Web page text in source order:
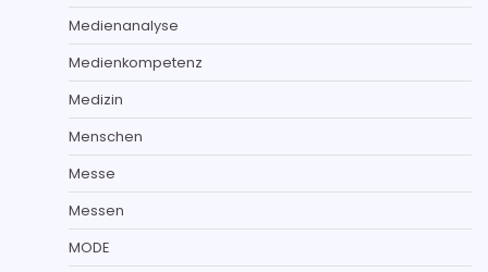
Medienanalyse
Medienkompetenz
Medizin
Menschen
Messe
Messen
MODE